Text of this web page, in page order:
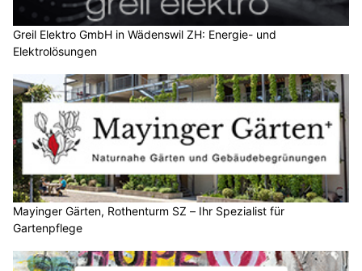
Greil Elektro GmbH in Wädenswil ZH: Energie- und
Elektrolösungen
Mayinger Gärten, Rothenturm SZ – Ihr Spezialist für
Gartenpflege